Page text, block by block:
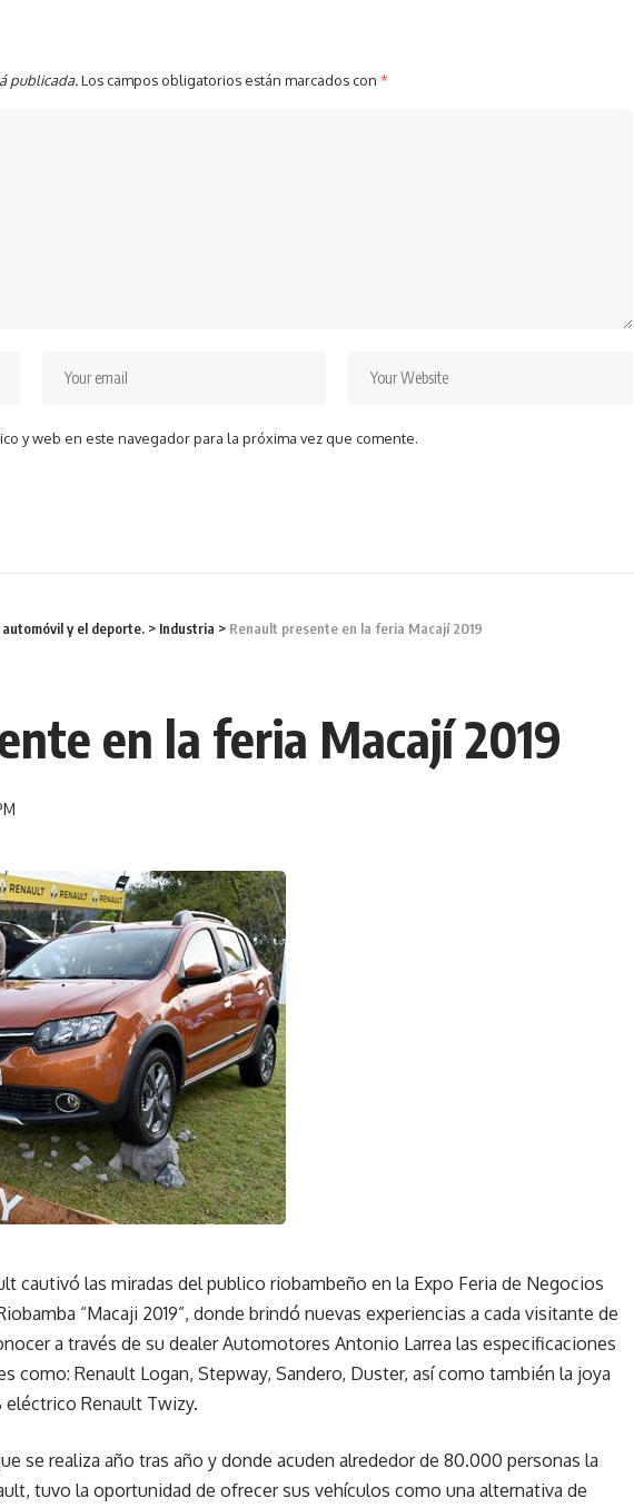
publicada.Los campos obligatorios están marcados con *
y web en este navegador para la próxima vez que comente.
y el deporte. > Industria > Renault presente en la feria Macají 2019
en la feria Macají 2019
cautivó las miradas del publico riobambeño en la Expo Feria de Negocios
“Macaji 2019”, donde brindó nuevas experiencias a cada visitante de
a través de su dealer Automotores Antonio Larrea las especificaciones
como: Renault Logan, Stepway, Sandero, Duster, así como también la joya
eléctrico Renault Twizy.
se realiza año tras año y donde acuden alrededor de 80.000 personas la
tuvo la oportunidad de ofrecer sus vehículos como una alternativa de